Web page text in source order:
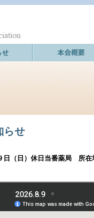
らせ
日（日）休日当番薬局 所在